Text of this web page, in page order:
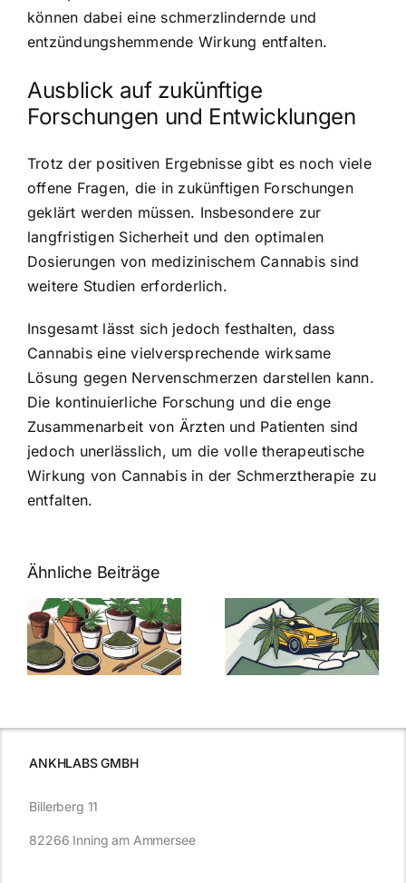
können dabei eine schmerzlindernde und
entzündungshemmende Wirkung entfalten.
Ausblick auf zukünftige
Forschungen und Entwicklungen
Trotz der positiven Ergebnisse gibt es noch viele
offene Fragen, die in zukünftigen Forschungen
geklärt werden müssen. Insbesondere zur
langfristigen Sicherheit und den optimalen
Dosierungen von medizinischem Cannabis sind
weitere Studien erforderlich.
Insgesamt lässt sich jedoch festhalten, dass
Cannabis eine vielversprechende wirksame
Lösung gegen Nervenschmerzen darstellen kann.
Die kontinuierliche Forschung und die enge
Zusammenarbeit von Ärzten und Patienten sind
jedoch unerlässlich, um die volle therapeutische
Wirkung von Cannabis in der Schmerztherapie zu
entfalten.
Ähnliche Beiträge
Neue THC-
Grenzwert-
Regelung:
Was Sie über
Cannabis und
müssen
Cannabis
Samen
kaufen: Alles
was Sie
ANKHLABS GMBH
Billerberg 11
82266 Inning am Ammersee